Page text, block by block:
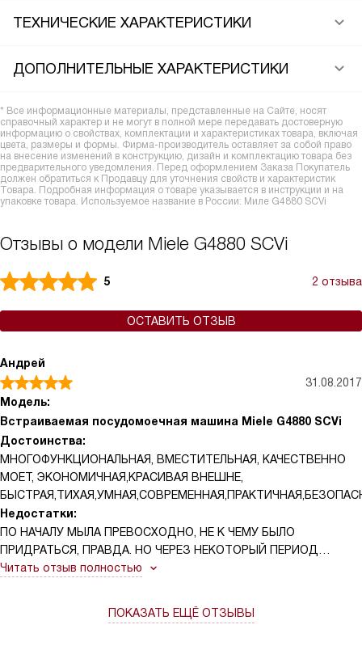
ТЕХНИЧЕСКИЕ ХАРАКТЕРИСТИКИ
ДОПОЛНИТЕЛЬНЫЕ ХАРАКТЕРИСТИКИ
* Все информационные материалы, представленные на Сайте, носят
справочный характер и не могут в полной мере передавать достоверную
информацию о свойствах, комплектации и характеристиках товара, включая
цвета, размеры и формы. Фирма-производитель оставляет за собой право
на внесение изменений в конструкцию, дизайн и комплектацию товара без
предварительного уведомления. Перед оформлением Заказа Покупатель
должен обратиться к Продавцу для уточнения свойств и характеристик
Товара. Подробная информация о товаре указывается в инструкции и на
упаковке товара. Используемое название в России: Миле G4880 SCVi
Отзывы о модели Miele G4880 SCVi
5 2 отзыва
ОСТАВИТЬ ОТЗЫВ
Андрей
31.08.2017
Модель:
Встраиваемая посудомоечная машина Miele G4880 SCVi
Достоинства:
МНОГОФУНКЦИОНАЛЬНАЯ, ВМЕСТИТЕЛЬНАЯ, КАЧЕСТВЕННО
МОЕТ, ЭКОНОМИЧНАЯ,КРАСИВАЯ ВНЕШНЕ,
Недостатки:
ПО НАЧАЛУ МЫЛА ПРЕВОСХОДНО, НЕ К ЧЕМУ БЫЛО
ПРИДРАТЬСЯ, ПРАВДА. НО ЧЕРЕЗ НЕКОТОРЫЙ ПЕРИОД
ВРЕМЕНИ НЕ СОВСЕМ ДО КОНЦА СТАЛА ОТМЫВАТЬ ТОЛЬКО
Читать отзыв полностью
ПОКАЗАТЬ ЕЩЁ ОТЗЫВЫ